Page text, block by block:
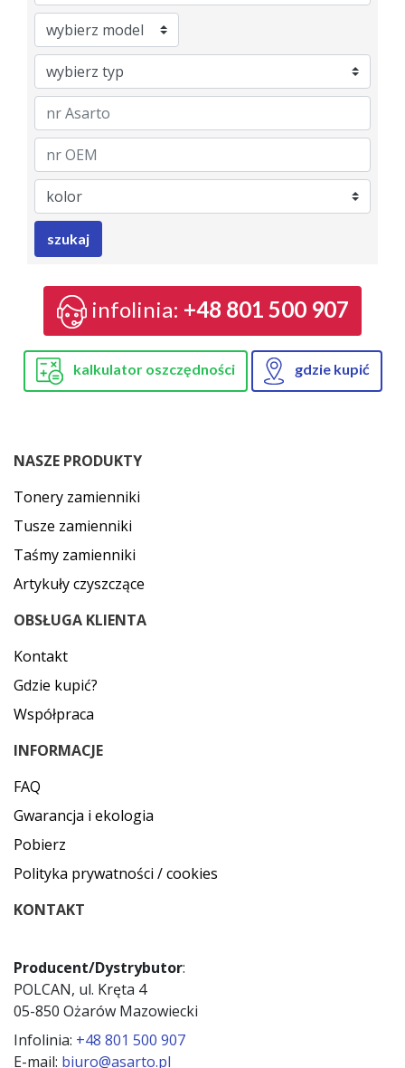
Brand
Model
Category
nrAsarto
nrOem
Color
szukaj
infolinia: +48 801 500 907
kalkulator oszczędności gdzie kupić
NASZE PRODUKTY
Tonery zamienniki
Tusze zamienniki
Taśmy zamienniki
Artykuły czyszczące
OBSŁUGA KLIENTA
Kontakt
Gdzie kupić?
Współpraca
INFORMACJE
FAQ
Gwarancja i ekologia
Pobierz
Polityka prywatności / cookies
KONTAKT
Producent/Dystrybutor:
POLCAN, ul. Kręta 4
05-850 Ożarów Mazowiecki
Infolinia: +48 801 500 907
E-mail: biuro@asarto.pl